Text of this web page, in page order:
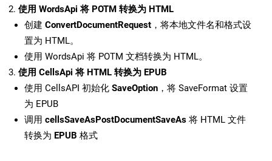
使用 WordsApi 将 POTM 转换为 HTML
创建 ConvertDocumentRequest ，将本地文件名和格式设
置为 HTML。
使用 WordsApi 将 POTM 文档转换为 HTML。
使用 CellsApi 将 HTML 转换为 EPUB
使用 CellsAPI 初始化 SaveOption ，将 SaveFormat 设置
为 EPUB
调用 cellsSaveAsPostDocumentSaveAs 将 HTML 文件
转换为 EPUB 格式